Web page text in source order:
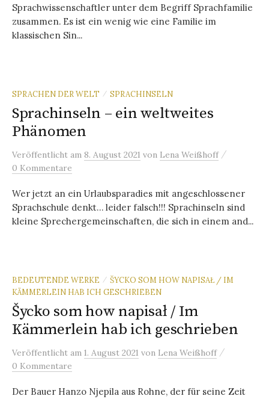
Sprachwissenschaftler unter dem Begriff Sprachfamilie
zusammen. Es ist ein wenig wie eine Familie im
klassischen Sin...
SPRACHEN DER WELT / SPRACHINSELN
Sprachinseln – ein weltweites
Phänomen
Veröffentlicht am 8. August 2021 von Lena Weißhoff /
0 Kommentare
Wer jetzt an ein Urlaubsparadies mit angeschlossener
Sprachschule denkt… leider falsch!!! Sprachinseln sind
kleine Sprechergemeinschaften, die sich in einem and...
BEDEUTENDE WERKE / ŠYCKO SOM HOW NAPISAŁ / IM
KÄMMERLEIN HAB ICH GESCHRIEBEN
Šycko som how napisał / Im
Kämmerlein hab ich geschrieben
Veröffentlicht am 1. August 2021 von Lena Weißhoff /
0 Kommentare
Der Bauer Hanzo Njepila aus Rohne, der für seine Zeit